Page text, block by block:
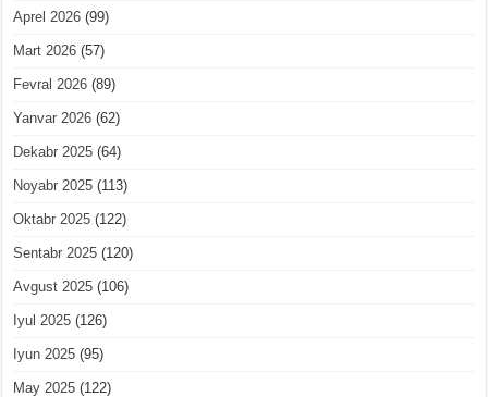
Aprel 2026 (99)
Mart 2026 (57)
Fevral 2026 (89)
Yanvar 2026 (62)
Dekabr 2025 (64)
Noyabr 2025 (113)
Oktabr 2025 (122)
Sentabr 2025 (120)
Avgust 2025 (106)
Iyul 2025 (126)
Iyun 2025 (95)
May 2025 (122)